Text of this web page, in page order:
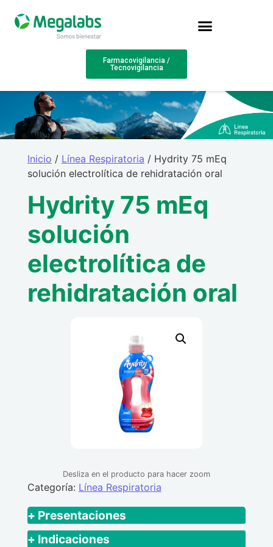
Farmacovigilancia /
Tecnovigilancia
Inicio / Línea Respiratoria / Hydrity 75 mEq
solución electrolítica de rehidratación oral
Hydrity 75 mEq
solución
electrolítica de
rehidratación oral
Desliza en el producto para hacer zoom
Categoría: Línea Respiratoria
+ Presentaciones
"Frasco x250mL x 500mL de Solución Oral
+ Indicaciones